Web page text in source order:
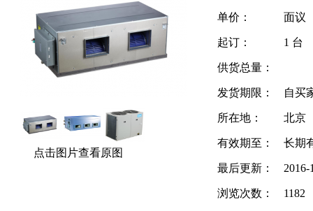
点击图片查看原图
单价： 面议
起订： 1 台
供货总量：
发货期限： 自买
所在地： 北京
有效期至： 长期
最后更新： 2016-
浏览次数： 1182